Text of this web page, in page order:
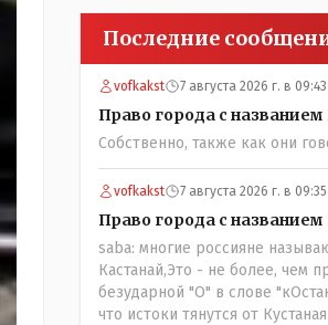
Последние
vofkakst 7 августа 2026 г. в 09:43
Право города с
Собственно, также как они
vofkakst 7 августа 2026 г. в 09:35
Право города с
saba: многие россияне
Кастанай,Это - не более, чем
безударной "О" в слове
что истоки тянутся от Кустаная